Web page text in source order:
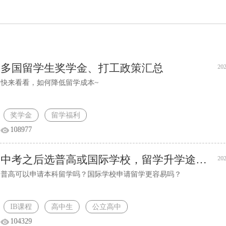
多国留学生奖学金、打工政策汇总
快来看看，如何降低留学成本~
奖学金
留学福利
108977
中考之后选普高或国际学校，留学升学途径解析
普高可以申请本科留学吗？国际学校申请留学更容易吗？
IB课程 高中生
公立高中
104329